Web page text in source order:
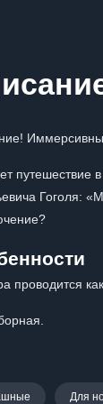
путешествие
Гоголя:
проводится
Для